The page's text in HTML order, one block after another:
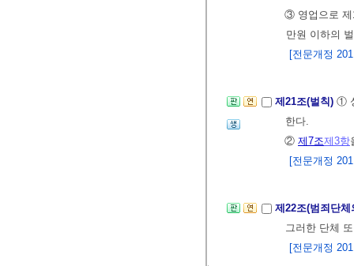
③ 영업으로 제
만원 이하의
[전문개정
제21조(벌칙) ①
한다.
② 제7조제3항
[전문개정
제22조(범죄단
그러한 단체
[전문개정